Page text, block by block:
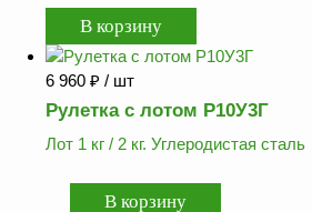
ОБОРУДОВАНИЕ
БЕНЗОВОЗОВ И
МИНИ АЗС
АГЗС, ГНС
6 960 ₽ / шт
Рулетка с лотом Р10У3Г
Лот 1 кг / 2 кг. Углеродистая сталь